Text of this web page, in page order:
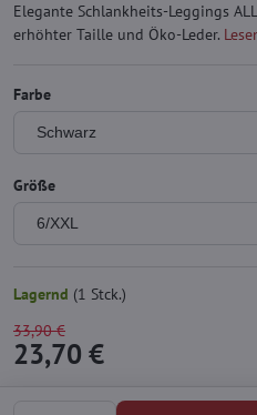
Elegante Schlankheits-Leggings
erhöhter Taille und Öko-Leder.
Farbe
Größe
Lagernd (1 Stck.)
33,90 €
23,70 €